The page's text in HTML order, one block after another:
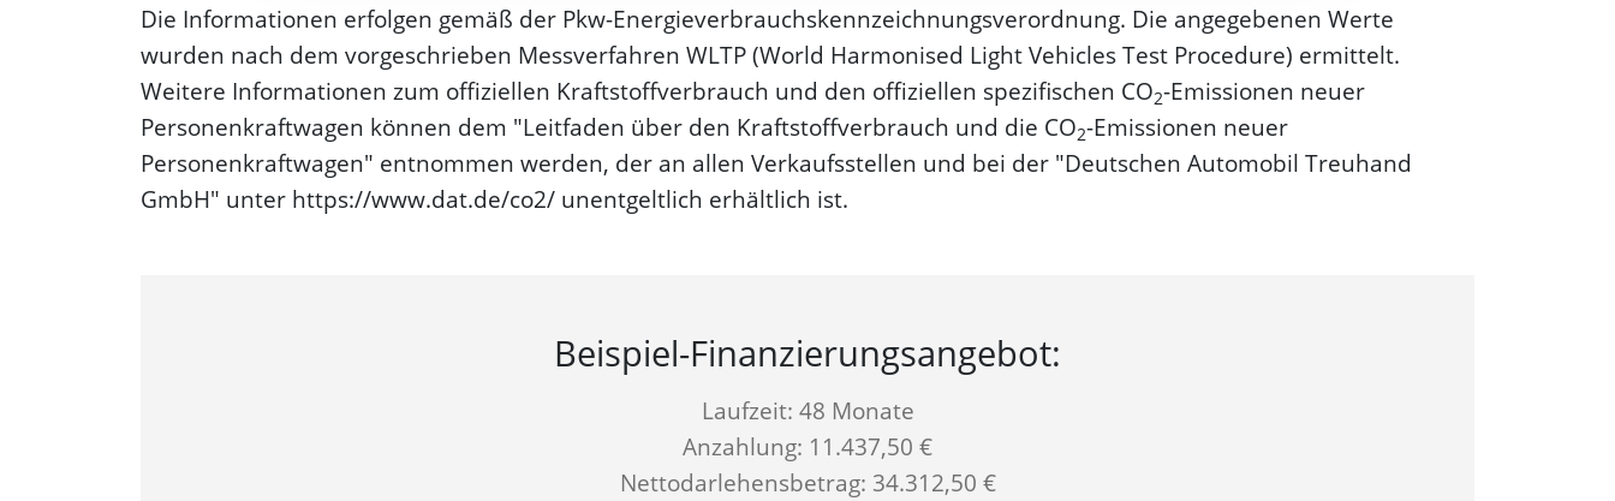
Die Informationen erfolgen gemäß der Pkw-Energie­verbrauchs­kennzeichnungs­verordnung. Die angegebenen Werte
wurden nach dem vorgeschrieben Messverfahren WLTP (World Harmonised Light Vehicles Test Procedure) ermittelt.
Weitere Informationen zum offiziellen Kraftstoffverbrauch und den offiziellen spezifischen CO2-Emissionen neuer
Personenkraftwagen können dem "Leitfaden über den Kraftstoffverbrauch und die CO2-Emissionen neuer
Personenkraftwagen" entnommen werden, der an allen Verkaufsstellen und bei der "Deutschen Automobil Treuhand
GmbH" unter https://www.dat.de/co2/ unentgeltlich erhältlich ist.
Beispiel-Finanzierungs­angebot:
Laufzeit: 48 Monate
Anzahlung: 11.437,50 €
Nettodarlehensbetrag: 34.312,50 €